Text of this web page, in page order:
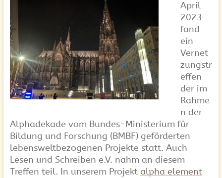
April
2023
fand
ein
Vernet
zungstr
effen
der im
Rahme
n der
Alphadekade vom Bundes-Ministerium für
Bildung und Forschung (BMBF) geförderten
lebensweltbezogenen Projekte statt. Auch
Lesen und Schreiben e.V. nahm an diesem
Treffen teil. In unserem Projekt alpha element